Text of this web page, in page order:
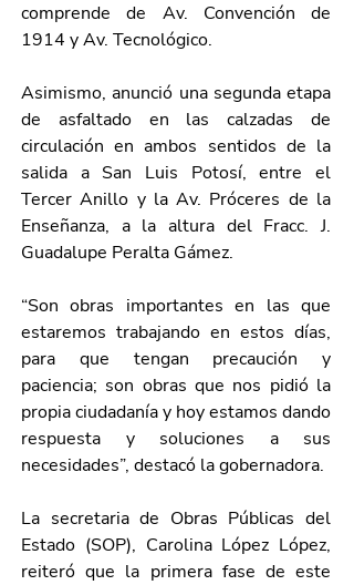
comprende de Av. Convención de
1914 y Av. Tecnológico.
Asimismo, anunció una segunda etapa
de asfaltado en las calzadas de
circulación en ambos sentidos de la
salida a San Luis Potosí, entre el
Tercer Anillo y la Av. Próceres de la
Enseñanza, a la altura del Fracc. J.
Guadalupe Peralta Gámez.
“Son obras importantes en las que
estaremos trabajando en estos días,
para que tengan precaución y
paciencia; son obras que nos pidió la
propia ciudadanía y hoy estamos dando
respuesta y soluciones a sus
necesidades”, destacó la gobernadora.
La secretaria de Obras Públicas del
Estado (SOP), Carolina López López,
reiteró que la primera fase de este